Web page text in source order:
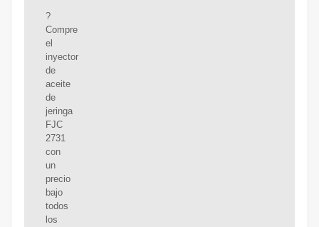
?
Compre
el
inyector
de
aceite
de
jeringa
FJC
2731
con
un
precio
bajo
todos
los